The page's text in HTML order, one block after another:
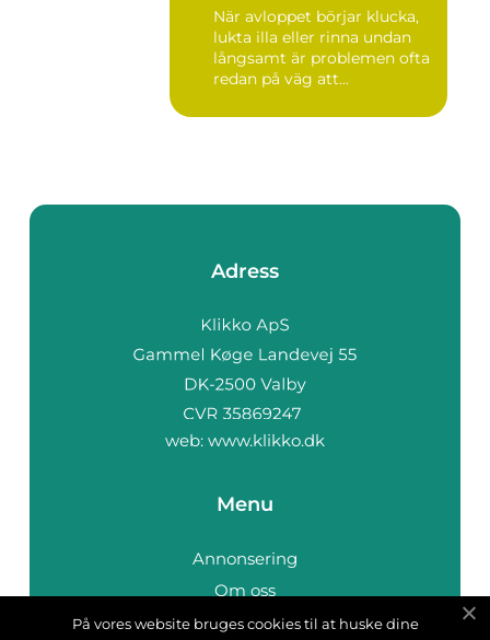
När avloppet börjar klucka,
lukta illa eller rinna undan
långsamt är problemen ofta
redan på väg att...
Adress
web: www.klikko.dk
Menu
Annonsering
Om oss
Cookies
På vores website bruges cookies til at huske dine